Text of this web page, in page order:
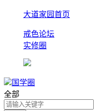
大道家园首页
戒色论坛
实修圈
国学圈
全部